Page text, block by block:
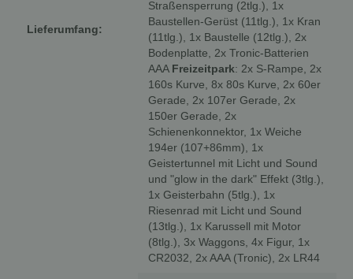
Lieferumfang:
Straßensperrung (2tlg.), 1x
Baustellen-Gerüst (11tlg.), 1x Kran
(11tlg.), 1x Baustelle (12tlg.), 2x
Bodenplatte, 2x Tronic-Batterien
AAA Freizeitpark: 2x S-Rampe, 2x
160s Kurve, 8x 80s Kurve, 2x 60er
Gerade, 2x 107er Gerade, 2x
150er Gerade, 2x
Schienenkonnektor, 1x Weiche
194er (107+86mm), 1x
Geistertunnel mit Licht und Sound
und "glow in the dark" Effekt (3tlg.),
1x Geisterbahn (5tlg.), 1x
Riesenrad mit Licht und Sound
(13tlg.), 1x Karussell mit Motor
(8tlg.), 3x Waggons, 4x Figur, 1x
CR2032, 2x AAA (Tronic), 2x LR44